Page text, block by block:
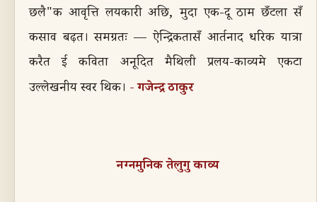
छलै"क आवृत्ति लयकारी अछि, मुदा एक-दू ठाम छँटला सँ
कसाव बढ़त। समग्रतः — ऐन्द्रिकतासँ आर्तनाद धरिक यात्रा
करैत ई कविता अनूदित मैथिली प्रलय-काव्यमे एकटा
उल्लेखनीय स्वर थिक। - गजेन्द्र ठाकुर
नग्नमुनिक तेलुगुकाव्य